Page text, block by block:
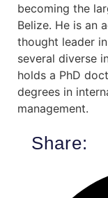
becoming the
Belize. He is an
thought leader
several diverse
holds a PhD
degrees in
management.
Share: